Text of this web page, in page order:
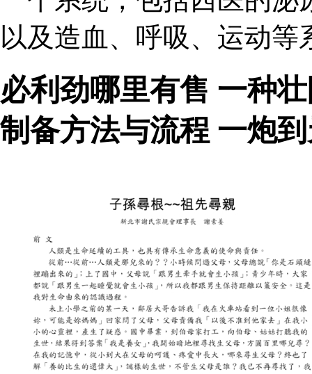
以及造血、呼吸、运动等
必利劲哪里有售 一种
制备方法与流程 一炮